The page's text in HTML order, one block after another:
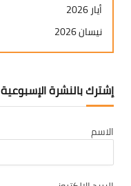
أيار 2026
نيسان 2026
آذار 2026
كانون ثاني 2026
تشرين ثاني 2025
تشرين أول 2025
إشترك بالنشرة الإسبوعية
الاسم